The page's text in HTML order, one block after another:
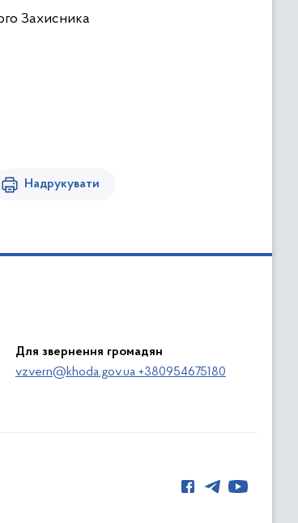
Захисника
Надрукувати
Для звернення громадян
vzvern@khoda.gov.ua +380954675180